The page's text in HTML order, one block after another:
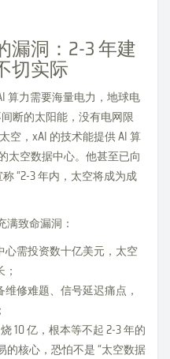
漏洞：2-3 年建
切实际
算力需要海量电力，地球电
断的太阳能，没有电网限
空，xAI 的技术能提供 AI 算
太空数据中心。他甚至已向
“2-3 年内，太空将成为成
致命漏洞：
需投资数十亿美元，太空
修难题、信号延迟痛点，
10 亿，根本等不起 2-3 年的
核心，恐怕不是 “太空数据